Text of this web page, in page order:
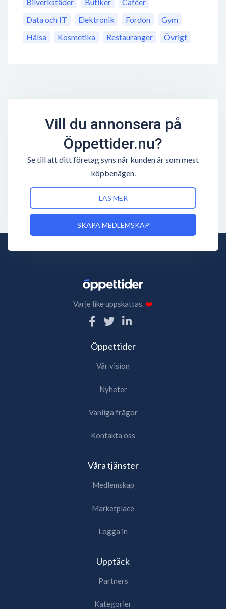
Data och IT
Elektronik Fordon
Gym
Hälsa
Kosmetika Restauranger Övrigt
Vill du annonsera på
Öppettider.nu?
Se till att ditt företag syns när kunden är som mest
köpbenägen.
LÄS MER
SKAPA MEDLEMSKAP
Varje like uppskattas.❤️
Öppettider
Vår vision
Nyheter
Vanliga frågor
Kontakta oss
Våra tjänster
Medlemskap
Marketplace
Logga in
Upptäck
Partners
Kategorier